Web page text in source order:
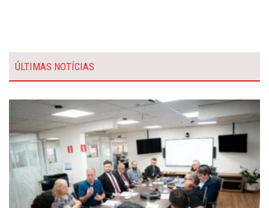
ÚLTIMAS NOTÍCIAS